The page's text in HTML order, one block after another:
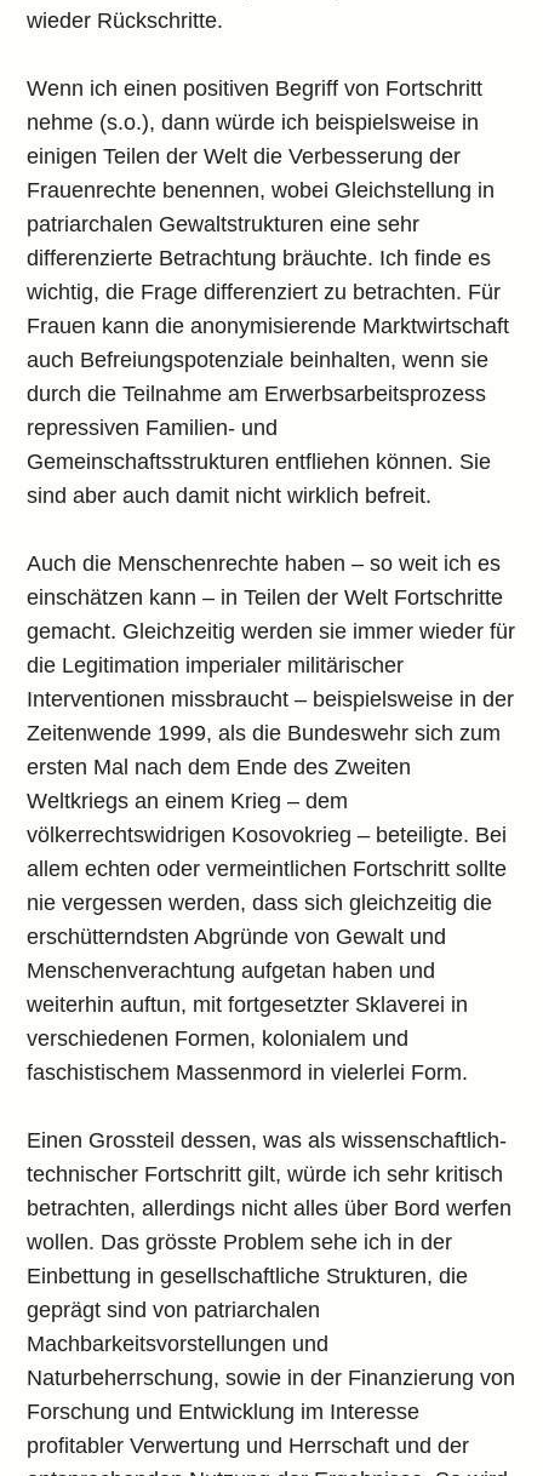
wieder Rückschritte.
Wenn ich einen positiven Begriff von Fortschritt
nehme (s.o.), dann würde ich beispielsweise in
einigen Teilen der Welt die Verbesserung der
Frauenrechte benennen, wobei Gleichstellung in
patriarchalen Gewaltstrukturen eine sehr
differenzierte Betrachtung bräuchte. Ich finde es
wichtig, die Frage differenziert zu betrachten. Für
Frauen kann die anonymisierende Marktwirtschaft
auch Befreiungspotenziale beinhalten, wenn sie
durch die Teilnahme am Erwerbsarbeitsprozess
repressiven Familien- und
Gemeinschaftsstrukturen entfliehen können. Sie
sind aber auch damit nicht wirklich befreit.
Auch die Menschenrechte haben – so weit ich es
einschätzen kann – in Teilen der Welt Fortschritte
gemacht. Gleichzeitig werden sie immer wieder für
die Legitimation imperialer militärischer
Interventionen missbraucht – beispielsweise in der
Zeitenwende 1999, als die Bundeswehr sich zum
ersten Mal nach dem Ende des Zweiten
Weltkriegs an einem Krieg – dem
völkerrechtswidrigen Kosovokrieg – beteiligte. Bei
allem echten oder vermeintlichen Fortschritt sollte
nie vergessen werden, dass sich gleichzeitig die
erschütterndsten Abgründe von Gewalt und
Menschenverachtung aufgetan haben und
weiterhin auftun, mit fortgesetzter Sklaverei in
verschiedenen Formen, kolonialem und
faschistischem Massenmord in vielerlei Form.
Einen Grossteil dessen, was als wissenschaftlich-
technischer Fortschritt gilt, würde ich sehr kritisch
betrachten, allerdings nicht alles über Bord werfen
wollen. Das grösste Problem sehe ich in der
Einbettung in gesellschaftliche Strukturen, die
geprägt sind von patriarchalen
Machbarkeitsvorstellungen und
Naturbeherrschung, sowie in der Finanzierung von
Forschung und Entwicklung im Interesse
profitabler Verwertung und Herrschaft und der